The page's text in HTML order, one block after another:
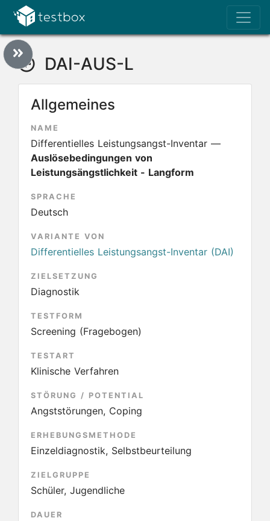
DAI-AUS-L
Allgemeines
NAME
Differentielles Leistungsangst-Inventar —
Auslösebedingungen von
Leistungsängstlichkeit - Langform
SPRACHE
Deutsch
VARIANTE VON
Differentielles Leistungsangst-Inventar (DAI)
ZIELSETZUNG
Diagnostik
TESTFORM
Screening (Fragebogen)
TESTART
Klinische Verfahren
STÖRUNG / POTENTIAL
Angststörungen, Coping
ERHEBUNGSMETHODE
Einzeldiagnostik, Selbstbeurteilung
ZIELGRUPPE
Schüler, Jugendliche
DAUER